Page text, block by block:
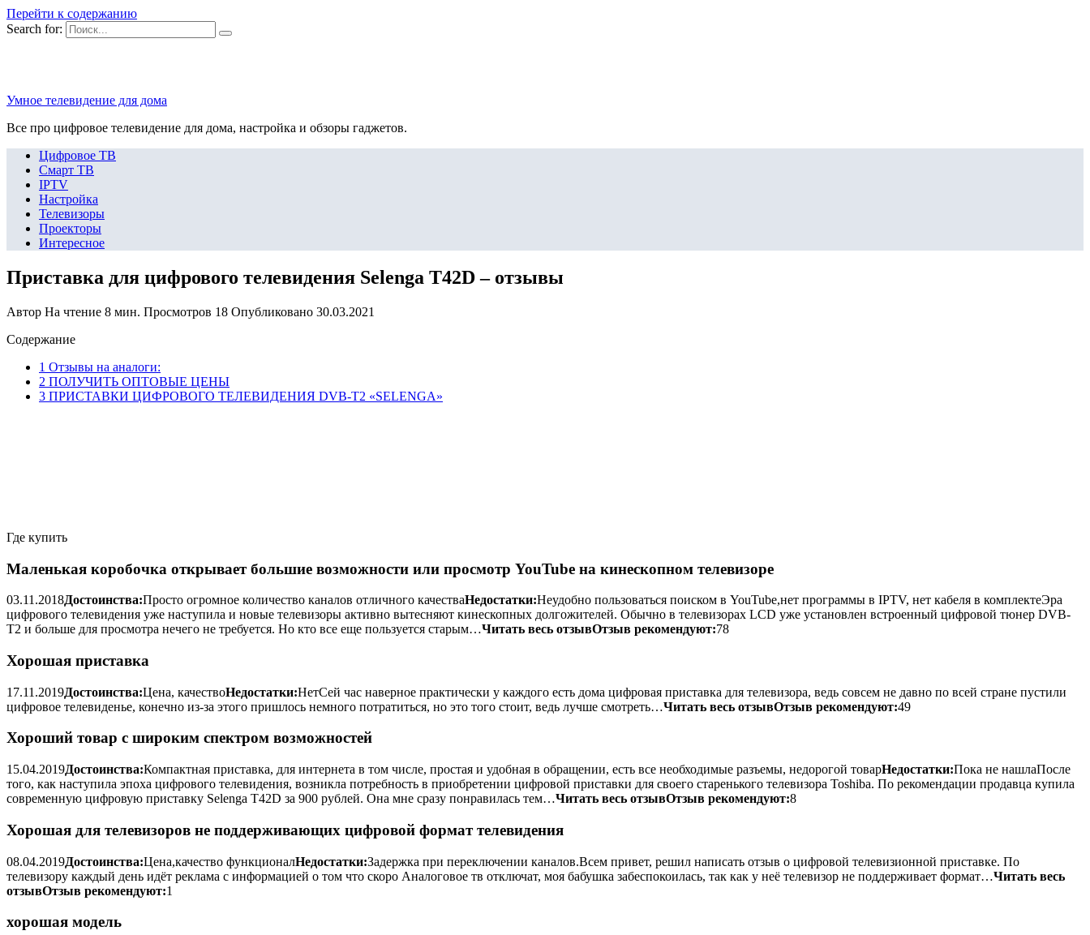
Перейти к содержанию
Search for:
Умное телевидение для дома
Все про цифровое телевидение для дома, настройка и обзоры гаджетов.
Цифровое ТВ
Смарт ТВ
IPTV
Настройка
Телевизоры
Проекторы
Интересное
Приставка для цифрового телевидения Selenga T42D – отзывы
Автор На чтение 8 мин. Просмотров 18 Опубликовано 30.03.2021
Содержание
1 Отзывы на аналоги:
2 ПОЛУЧИТЬ ОПТОВЫЕ ЦЕНЫ
3 ПРИСТАВКИ ЦИФРОВОГО ТЕЛЕВИДЕНИЯ DVB-T2 «SELENGA»
Где купить
Маленькая коробочка открывает большие возможности или просмотр YouTube на кинескопном телевизоре
03.11.2018Достоинства:Просто огромное количество каналов отличного качестваНедостатки:Неудобно пользоваться поиском в YouTube,нет программы в IPTV, нет кабеля в комплектеЭра
цифрового телевидения уже наступила и новые телевизоры активно вытесняют кинескопных долгожителей. Обычно в телевизорах LСD уже установлен встроенный цифровой тюнер DVB-
T2 и больше для просмотра нечего не требуется. Но кто все еще пользуется старым…Читать весь отзывОтзыв рекомендуют:78
Хорошая приставка
17.11.2019Достоинства:Цена, качествоНедостатки:НетСей час наверное практически у каждого есть дома цифровая приставка для телевизора, ведь совсем не давно по всей стране пустили
цифровое телевиденье, конечно из-за этого пришлось немного потратиться, но это того стоит, ведь лучше смотреть…Читать весь отзывОтзыв рекомендуют:49
Хороший товар c широким спектром возможностей
15.04.2019Достоинства:Компактная приставка, для интернета в том числе, простая и удобная в обращении, есть все необходимые разъемы, недорогой товарНедостатки:Пока не нашлаПосле
того, как наступила эпоха цифрового телевидения, возникла потребность в приобретении цифровой приставки для своего старенького телевизора Toshiba. По рекомендации продавца купила
современную цифровую приставку Selenga T42D за 900 рублей. Она мне сразу понравилась тем…Читать весь отзывОтзыв рекомендуют:8
Хорошая для телевизоров не поддерживающих цифровой формат телевидения
08.04.2019Достоинства:Цена,качество функционалНедостатки:Задержка при переключении каналов.Всем привет, решил написать отзыв о цифровой телевизионной приставке. По
телевизору каждый день идёт реклама с информацией о том что скоро Аналоговое тв отключат, моя бабушка забеспокоилась, так как у неё телевизор не поддерживает формат…Читать весь
отзывОтзыв рекомендуют:1
хорошая модель